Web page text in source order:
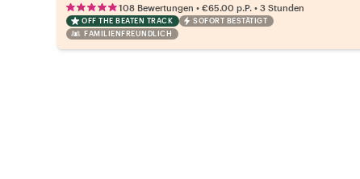
108 Bewertungen • €65.00 p.P. • 3 Stunden
OFF THE BEATEN TRACK
SOFORT BESTÄTIGT
FAMILIENFREUNDLICH